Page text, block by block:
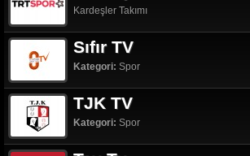
Kardeşler Takımı
Sıfır TV
Kategori: Spor
TJK TV
Kategori: Spor